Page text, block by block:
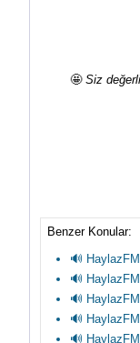
🤩 Siz
Benzer Konular:
🔊
🔊
🔊
🔊
🔊